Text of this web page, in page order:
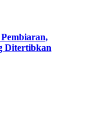
Ditertibkan